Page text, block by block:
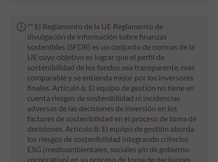
** El Reglamento de la UE Reglamento de
divulgación de información sobre finanzas
sostenibles (SFDR) es un conjunto de normas de la
UE cuyo objetivo es lograr que el perfil de
sostenibilidad de los fondos sea transparente, más
comparable y se entienda mejor por los inversores
finales. Artículo 6: El equipo de gestión no tiene en
cuenta riesgos de sostenibilidad ni incidencias
adversas de las decisiones de inversión en los
factores de sostenibilidad en el proceso de toma de
decisiones. Artículo 8: El equipo de gestión aborda
los riesgos de sostenibilidad integrando criterios
ESG (medioambientales, sociales y/o de gobierno
corporativo) en su proceso de toma de decisiones